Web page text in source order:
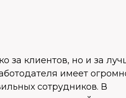
за клиентов, но и за
имеет
сотрудников. В